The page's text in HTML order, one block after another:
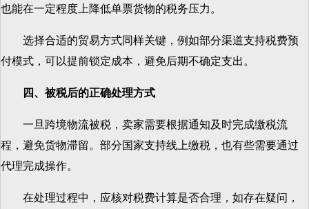
也能在一定程度上降低单票货物的税务压力。
选择合适的贸易方式同样关键，例如部分渠道支持税费预
付模式，可以提前锁定成本，避免后期不确定支出。
四、被税后的正确处理方式
一旦跨境物流被税，卖家需要根据通知及时完成缴税流
程，避免货物滞留。部分国家支持线上缴税，也有些需要通过
代理完成操作。
在处理过程中，应核对税费计算是否合理，如存在疑问，